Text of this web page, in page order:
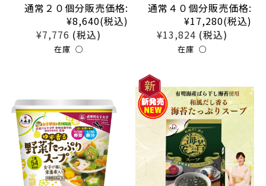
通常２０個分販売価格:
¥8,640(税込)
¥7,776 (税込)
在庫 ○
通常４０個分販売価格:
¥17,280(税込)
¥13,824 (税込)
在庫 ○